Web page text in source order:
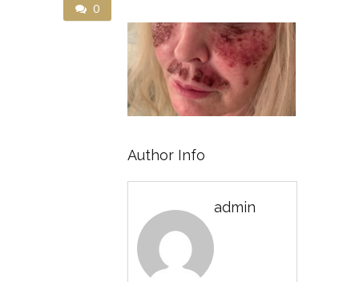
0
Author Info
admin